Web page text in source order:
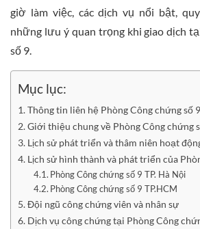
giờ làm việc, các dịch vụ nổi bật,
những lưu ý quan trọng khi giao dịch
số 9.
Mục lục:
Thông tin liên hệ Phòng Công chứng số 9
Giới thiệu chung về Phòng Công chứng
Lịch sử phát triển và thâm niên hoạt
Lịch sử hình thành và phát triển của
Phòng Công chứng số 9 TP. Hà Nội
Phòng Công chứng số 9 TP.HCM
Đội ngũ công chứng viên và nhân sự
Dịch vụ công chứng tại Phòng Công